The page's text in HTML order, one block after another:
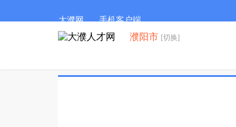
大濮网 手机客户端
濮阳市 [切换]